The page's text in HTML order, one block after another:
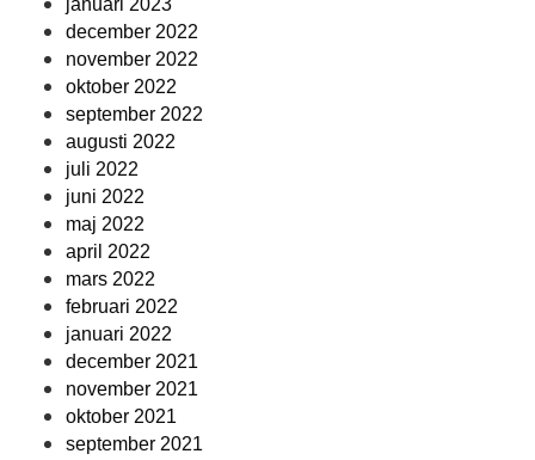
januari 2023
december 2022
november 2022
oktober 2022
september 2022
augusti 2022
juli 2022
juni 2022
maj 2022
april 2022
mars 2022
februari 2022
januari 2022
december 2021
november 2021
oktober 2021
september 2021